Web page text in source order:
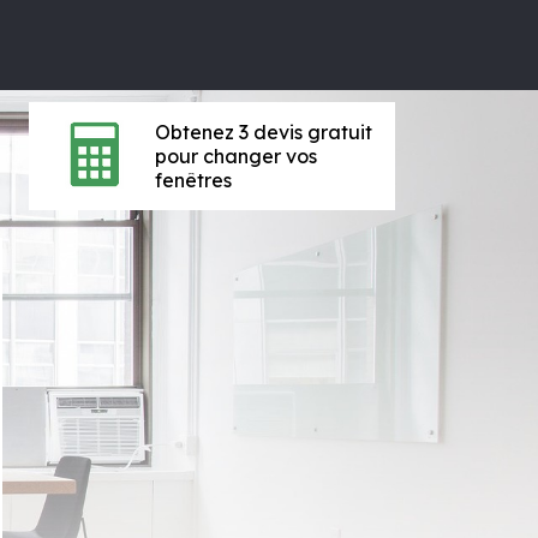
Obtenez 3 devis gratuit
pour changer vos
fenêtres